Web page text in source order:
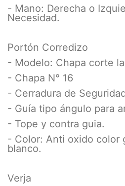
- Mano: Derecha o
Necesidad.
Portón Corredizo
- Modelo: Chapa corte
- Chapa N° 16
- Cerradura de
- Guía tipo ángulo para
- Tope y contra guia.
- Color: Anti oxido color
blanco.
Verja